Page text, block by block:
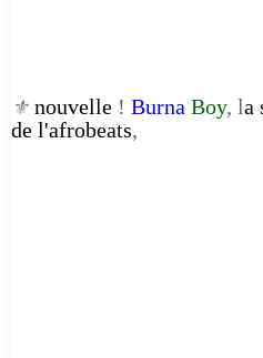
⚜️ nouvelle ! Burna Boy, la
de l'afrobeats,